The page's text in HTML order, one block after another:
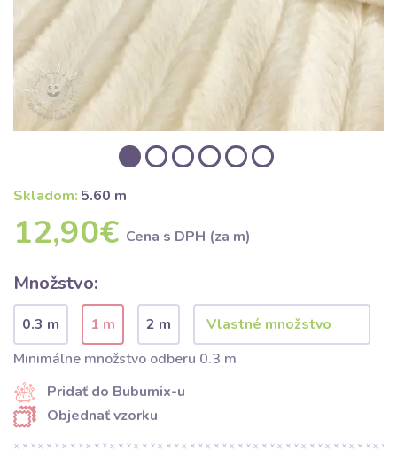
Skladom: 5.60 m
12,90€ Cena s DPH (za m)
Množstvo:
0.3 m 1 m
2 m
Minimálne množstvo odberu 0.3 m
Pridať do Bubumix-u
Objednať vzorku